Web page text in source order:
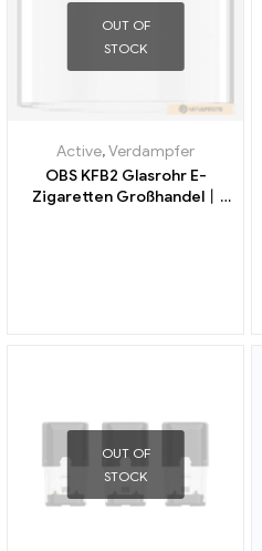
OUT OF
STOCK
Active,Verdampfer
OBS KFB2 Glasrohr E-
Zigaretten Großhandel丨
OUT OF
STOCK